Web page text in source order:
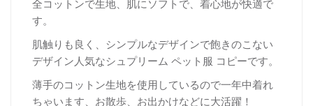
全コットンで生地、肌にソフトで、着心地が快適で
す。
肌触りも良く、シンプルなデザインで飽きのこない
デザイン人気なシュプリーム ペット服 コピーです。
薄手のコットン生地を使用しているので一年中着れ
ちゃいます、お散歩、お出かけなどに大活躍！